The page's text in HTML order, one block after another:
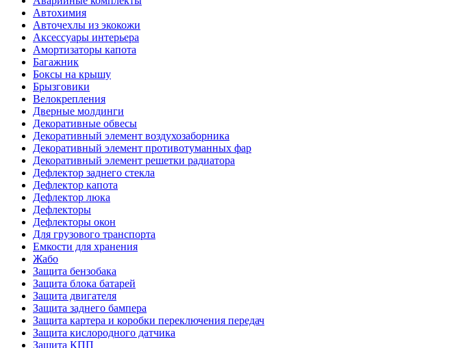
Автохимия
Авточехлы из экокожи
Аксессуары интерьера
Амортизаторы капота
Багажник
Боксы на крышу
Брызговики
Велокрепления
Дверные молдинги
Декоративные обвесы
Декоративный элемент воздухозаборника
Декоративный элемент противотуманных фар
Декоративный элемент решетки радиатора
Дефлектор заднего стекла
Дефлектор капота
Дефлектор люка
Дефлекторы
Дефлекторы окон
Для грузового транспорта
Емкости для хранения
Жабо
Защита бензобака
Защита блока батарей
Защита двигателя
Защита заднего бампера
Защита картера и коробки переключения передач
Защита кислородного датчика
Защита КПП